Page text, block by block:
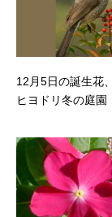
12月5日の誕生花
ヒヨドリ冬の庭園